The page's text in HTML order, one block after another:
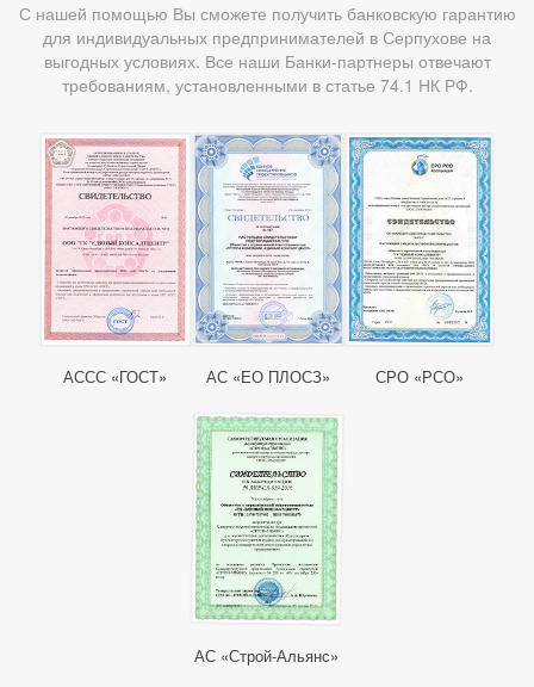
С нашей помощью Вы сможете получить банковскую гарантию
для индивидуальных предпринимателей в Серпухове на
выгодных условиях. Все наши Банки-партнеры отвечают
требованиям, установленными в статье 74.1 НК РФ.
АССС «ГОСТ» АС «ЕО ПЛОСЗ» СРО «РСО»
АС «Строй-Альянс»